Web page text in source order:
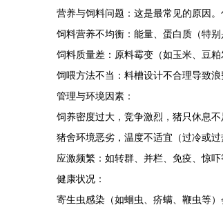
营养与饲料问题：这是最常见的原因。
饲料营养不均衡：能量、蛋白质（特
饲料质量差：原料霉变（如玉米、豆
饲喂方法不当：料槽设计不合理导致
管理与环境因素：
饲养密度过大，竞争激烈，猪只休息不
猪舍环境恶劣，温度不适宜（过冷或
应激频繁：如转群、并栏、免疫、惊吓
健康状况：
寄生虫感染（如蛔虫、疥螨、鞭虫等）